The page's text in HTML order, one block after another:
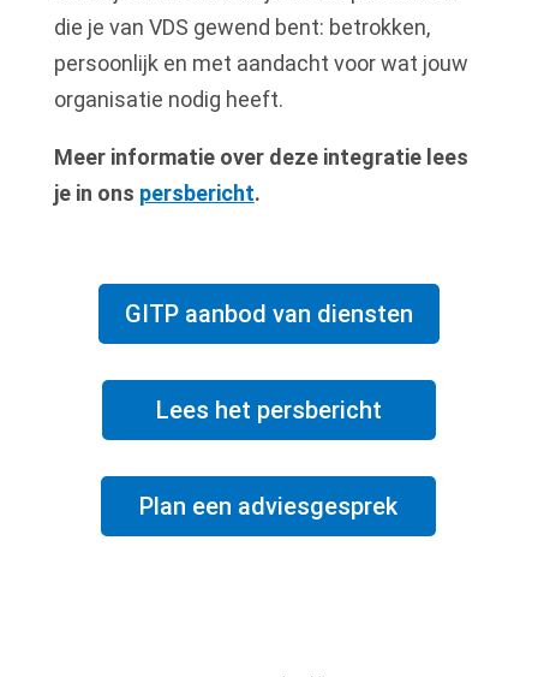
die je van VDS gewend bent: betrokken,
persoonlijk en met aandacht voor wat jouw
organisatie nodig heeft.
Meer informatie over deze integratie lees
je in ons persbericht.
GITP aanbod van diensten
Lees het persbericht
Plan een adviesgesprek